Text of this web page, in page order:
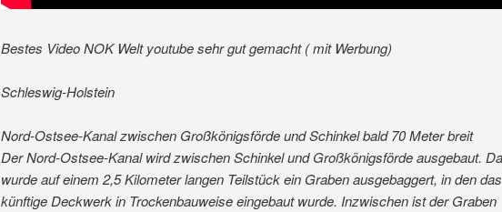
Bestes Video NOK Welt youtube sehr gut gemacht ( mit Werbung)
Schleswig-Holstein
Nord-Ostsee-Kanal zwischen Großkönigsförde und Schinkel bald 70 Meter breit
Der Nord-Ostsee-Kanal wird zwischen Schinkel und Großkönigsförde ausgebaut.
wurde auf einem 2,5 Kilometer langen Teilstück ein Graben ausgebaggert, in den das
künftige Deckwerk in Trockenbauweise eingebaut wurde. Inzwischen ist der Graben